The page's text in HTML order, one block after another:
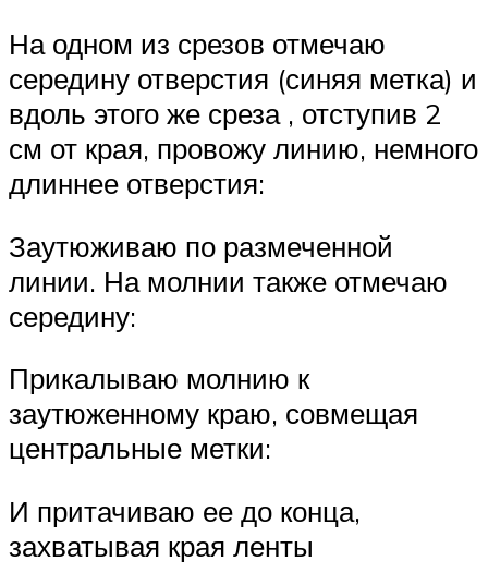
На одном из срезов отмечаю
середину отверстия (синяя метка) и
вдоль этого же среза , отступив 2
см от края, провожу линию, немного
длиннее отверстия:
Заутюживаю по размеченной
линии. На молнии также отмечаю
середину:
Прикалываю молнию к
заутюженному краю, совмещая
центральные метки:
И притачиваю ее до конца,
захватывая края ленты